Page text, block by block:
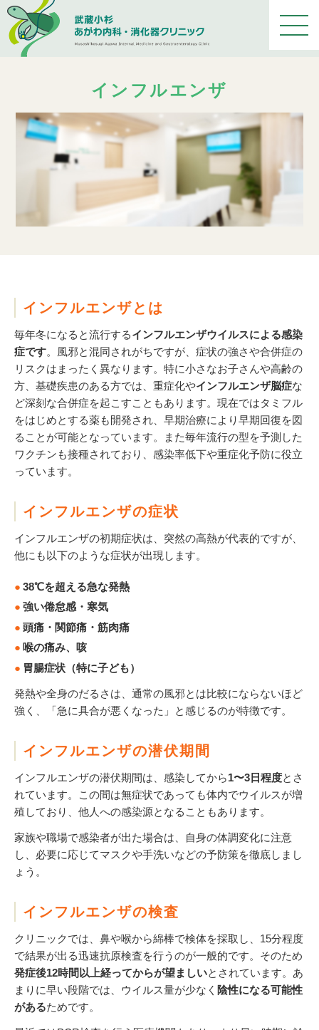
く
インフルエンザ
インフルエンザとは
毎年冬になると流行するインフルエンザウイルスによる感染
症です。風邪と混同されがちですが、症状の強さや合併症の
リスクはまったく異なります。特に小さなお子さんや高齢の
方、基礎疾患のある方では、重症化やインフルエンザ脳症な
ど深刻な合併症を起こすこともあります。現在ではタミフル
をはじめとする薬も開発され、早期治療により早期回復を図
ることが可能となっています。また毎年流行の型を予測した
ワクチンも接種されており、感染率低下や重症化予防に役立
っています。
インフルエンザの症状
インフルエンザの初期症状は、突然の高熱が代表的ですが、
他にも以下のような症状が出現します。
38℃を超える急な発熱
強い倦怠感・寒気
頭痛・関節痛・筋肉痛
喉の痛み、咳
胃腸症状（特に子ども）
発熱や全身のだるさは、通常の風邪とは比較にならないほど
強く、「急に具合が悪くなった」と感じるのが特徴です。
インフルエンザの潜伏期間
インフルエンザの潜伏期間は、感染してから1〜3 日程度とさ
れています。この間は無症状であっても体内でウイルスが増
殖しており、他人への感染源となることもあります。
家族や職場で感染者が出た場合は、自身の体調変化に注意
し、必要に応じてマスクや手洗いなどの予防策を徹底しまし
ょう。
インフルエンザの検査
クリニックでは、鼻や喉から綿棒で検体を採取し、15分程度
で結果が出る迅速抗原検査を行うのが一般的です。そのため
発症後12時間以上経ってからが望ましいとされています。あ
まりに早い段階では、ウイルス量が少なく 陰性になる可能性
があるためです。